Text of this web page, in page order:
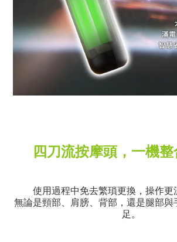
四刀流按摩頭，一機
使用過程中免去繁瑣更換，操作更
無論是頸部、肩膀、背部，還是腿部與
足。